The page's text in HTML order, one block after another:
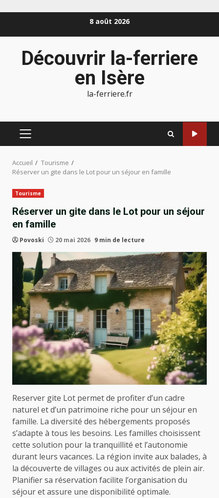
8 août 2026
Découvrir la-ferriere
en Isère
la-ferriere.fr
MENU
Accueil
Tourisme
Réserver un gite dans le Lot pour un séjour en famille
Tourisme
Réserver un gite dans le Lot pour un séjour
en famille
Povoski 20 mai 2026 9 min de lecture
Reserver gite Lot permet de profiter d’un cadre
naturel et d’un patrimoine riche pour un séjour en
famille. La diversité des hébergements proposés
s’adapte à tous les besoins. Les familles choisissent
cette solution pour la tranquillité et l’autonomie
durant leurs vacances. La région invite aux balades, à
la découverte de villages ou aux activités de plein air.
Planifier sa réservation facilite l’organisation du
séjour et assure une disponibilité optimale.